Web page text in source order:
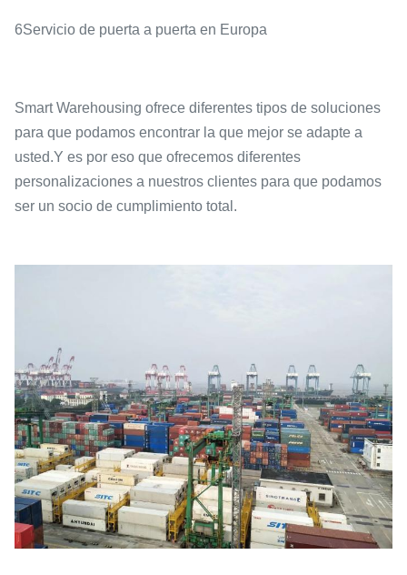
6Servicio de puerta a puerta en Europa
Smart Warehousing ofrece diferentes tipos de soluciones
para que podamos encontrar la que mejor se adapte a
usted.Y es por eso que ofrecemos diferentes
personalizaciones a nuestros clientes para que podamos
ser un socio de cumplimiento total.